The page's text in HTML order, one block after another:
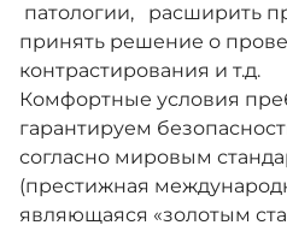
патологии, расширить
принять решение о
контрастирования и т.д.
Комфортные условия
гарантируем
согласно мировым
(престижная
являющаяся «золотым